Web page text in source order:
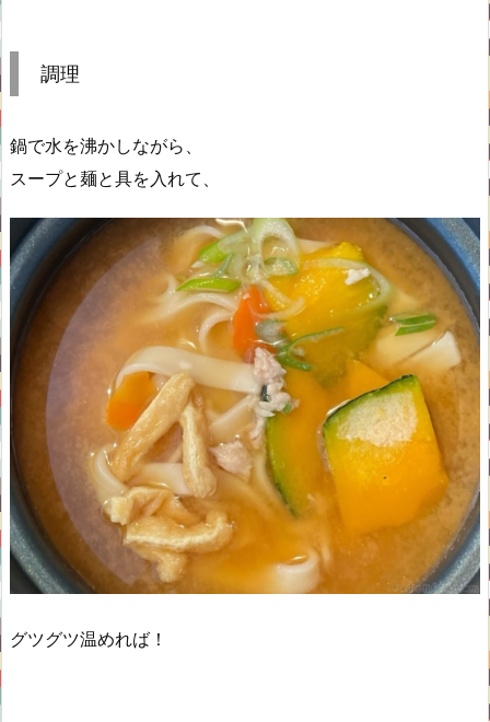
調理
鍋で水を沸かしながら、
スープと麺と具を入れて、
グツグツ温めれば！